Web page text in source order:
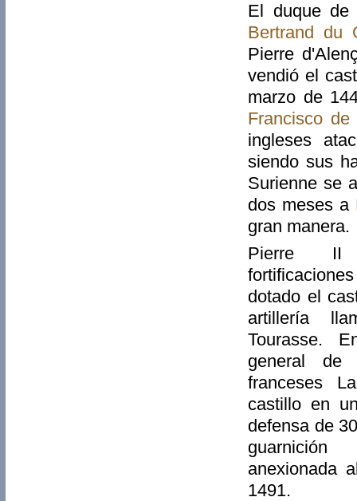
El duque
Bertrand du
Pierre
vendió el
marzo de
Francisco de
ingleses
siendo sus
Surienne se
dos meses a
gran manera.
Pierre II
dotado el
artillería
Tourasse.
general de
franceses
castillo en
defensa de
anexionada
1491.